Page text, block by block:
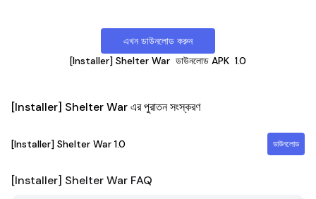
এখন ডাউনলোড করুন
[Installer] Shelter War ডাউনলোড APK 1.0
[Installer] Shelter War এর পুরাতন সংস্করণ
[Installer] Shelter War 1.0 ডাউনলোড
[Installer] Shelter War FAQ